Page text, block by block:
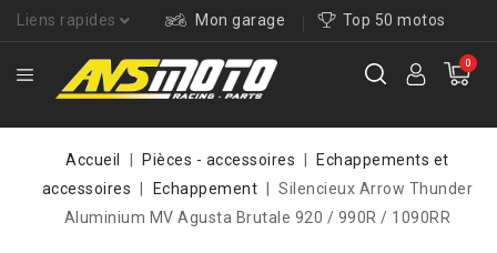
Liens rapides Mon garage Top 50 motos
0
Accueil Pièces - accessoires
Echappements et
accessoires
Echappement
Silencieux Arrow Thunder
Aluminium MV Agusta Brutale 920 / 990R / 1090RR